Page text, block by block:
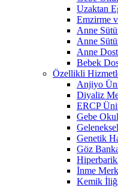
Uzaktan
Emzirme
Anne
Anne
Anne
Bebek
Özellikli
Anjiyo
Diyaliz
ERCP
Gebe
Genetik
Göz
İnme
Kemik